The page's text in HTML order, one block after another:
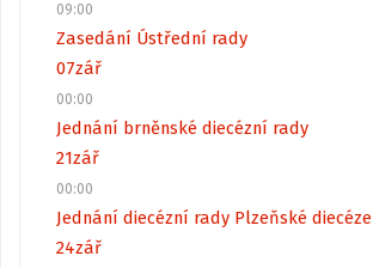
09:00
Zasedání Ústřední rady
07zář
00:00
Jednání brněnské diecézní rady
21zář
00:00
Jednání diecézní rady Plzeňské diecéze
24zář